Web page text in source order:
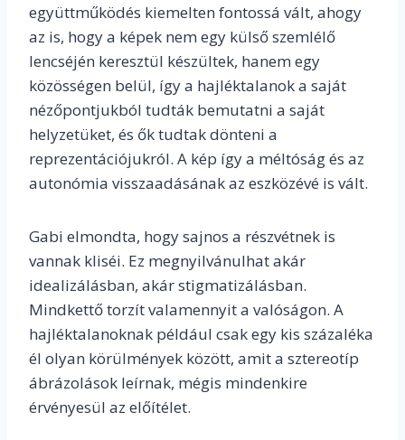
együttműködés kiemelten fontossá vált, ahogy
az is, hogy a képek nem egy külső szemlélő
lencséjén keresztül készültek, hanem egy
közösségen belül, így a hajléktalanok a saját
nézőpontjukból tudták bemutatni a saját
helyzetüket, és ők tudtak dönteni a
reprezentációjukról. A kép így a méltóság és az
autonómia visszaadásának az eszközévé is vált.
Gabi elmondta, hogy sajnos a részvétnek is
vannak kliséi. Ez megnyilvánulhat akár
idealizálásban, akár stigmatizálásban.
Mindkettő torzít valamennyit a valóságon. A
hajléktalanoknak például csak egy kis százaléka
él olyan körülmények között, amit a sztereotíp
ábrázolások leírnak, mégis mindenkire
érvényesül az előítélet.